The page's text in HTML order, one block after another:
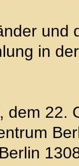
und
in
dem 22.